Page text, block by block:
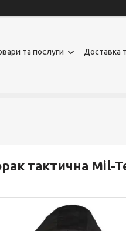
та послуги Доставка
тактична Mil-